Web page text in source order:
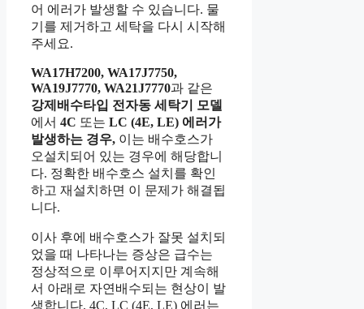
어 에러가 발생할 수 있습니다. 물
기를 제거하고 세탁을 다시 시작해
주세요.
WA17H7200, WA17J7750,
WA19J7770, WA21J7770과 같은
강제배수타입 전자동 세탁기 모델
에서 4C 또는 LC (4E, LE) 에러가
발생하는 경우, 이는 배수호스가
오설치되어 있는 경우에 해당합니
다. 정확한 배수호스 설치를 확인
하고 재설치하면 이 문제가 해결됩
니다.
이사 후에 배수호스가 잘못 설치되
었을 때 나타나는 증상은 급수는
정상적으로 이루어지지만 계속해
서 아래로 자연배수되는 현상이 발
생합니다. 4C, LC (4E, LE) 에러는